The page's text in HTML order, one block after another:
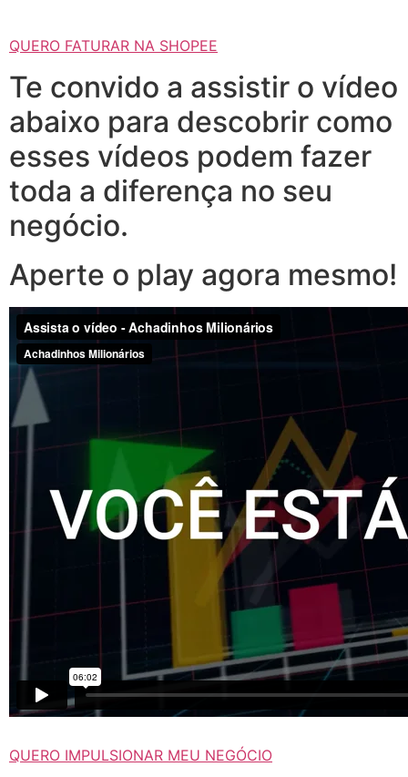
QUERO FATURAR NA SHOPEE
Te convido a assistir o vídeo
abaixo para descobrir como
esses vídeos podem fazer
toda a diferença no seu
negócio.
Aperte o play agora mesmo!
QUERO IMPULSIONAR MEU NEGÓCIO